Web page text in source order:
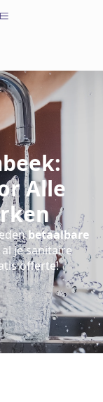
Alle
betaalbare
je sanitaire
offerte!